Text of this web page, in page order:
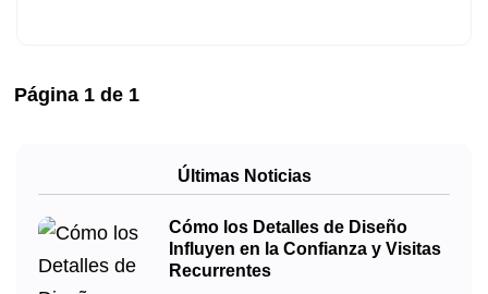
Página 1 de 1
Últimas Noticias
Cómo los Detalles de Diseño
Influyen en la Confianza y Visitas
Recurrentes